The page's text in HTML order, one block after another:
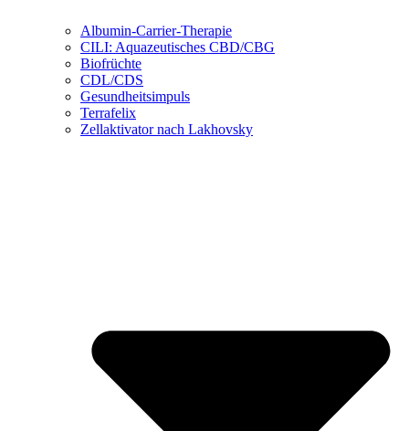
Albumin-Carrier-Therapie
CILI: Aquazeutisches CBD/CBG
Biofrüchte
CDL/CDS
Gesundheitsimpuls
Terrafelix
Zellaktivator nach Lakhovsky